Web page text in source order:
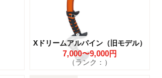
Xドリームアルパイン（旧モデル）
7,000〜9,000円
（ランク：）